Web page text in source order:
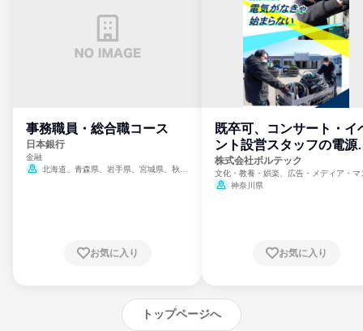
事務職員・総合職コース
日本銀行
金融
北海道、青森県、岩手県、宮城県、秋田
崎県、熊本県、大分県、宮崎県、鹿児島県、
お気に入り
既卒可、コンサート・イ
ント設営スタッフの電源
門
株式会社ボルテック
文化・教養・娯楽、広告・メディア・マ
ミ、電力・ガス・水道・エネルギー
神奈川県
お気に入り
トップページへ